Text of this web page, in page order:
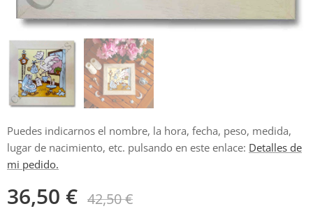
Puedes indicarnos el nombre, la hora, fecha, peso, medida,
lugar de nacimiento, etc. pulsando en este enlace: Detalles de
mi pedido.
36,50 € 42,50€